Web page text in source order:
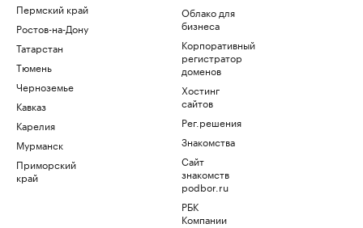
Пермский край
Ростов-на-Дону
Татарстан
Тюмень
Черноземье
Кавказ
Карелия
Мурманск
Приморский
край
Облако для
бизнеса
Корпоративный
регистратор
доменов
Хостинг
сайтов
Рег.решения
Знакомства
Сайт
знакомств
podbor.ru
РБК
Компании